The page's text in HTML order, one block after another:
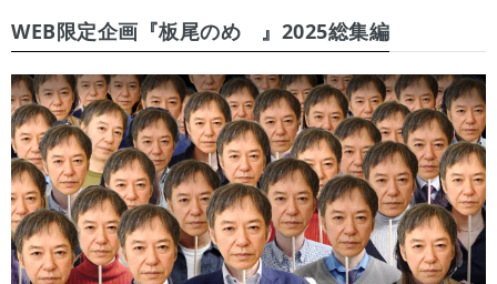
WEB限定企画『板尾のめ゙』2025総集編